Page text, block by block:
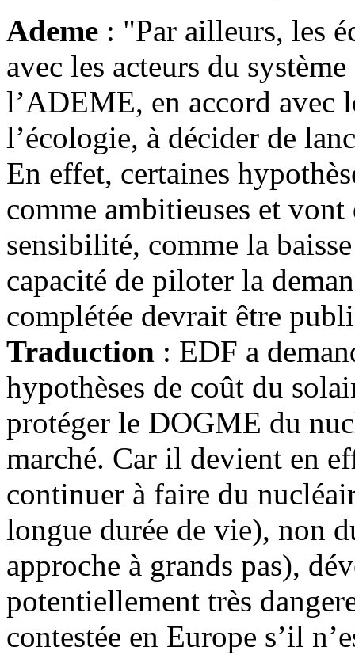
Ademe : "Par ailleurs, les
avec les acteurs du
l’ADEME, en accord avec
l’écologie, à décider de
En effet, certaines
comme ambitieuses et
sensibilité, comme la
capacité de piloter la
complétée devrait être
Traduction : EDF a
hypothèses de coût du
protéger le DOGME du
marché. Car il devient en
continuer à faire du
longue durée de vie), non
approche à grands pas),
potentiellement très
contestée en Europe s’il